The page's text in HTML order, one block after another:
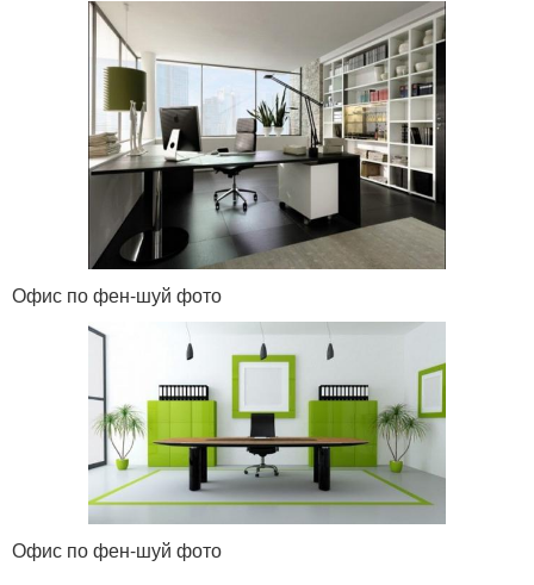
Офис по фен-шуй фото
Офис по фен-шуй фото